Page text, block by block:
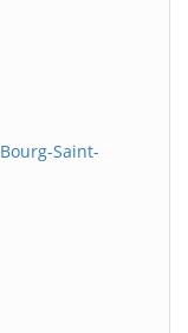
Saint-